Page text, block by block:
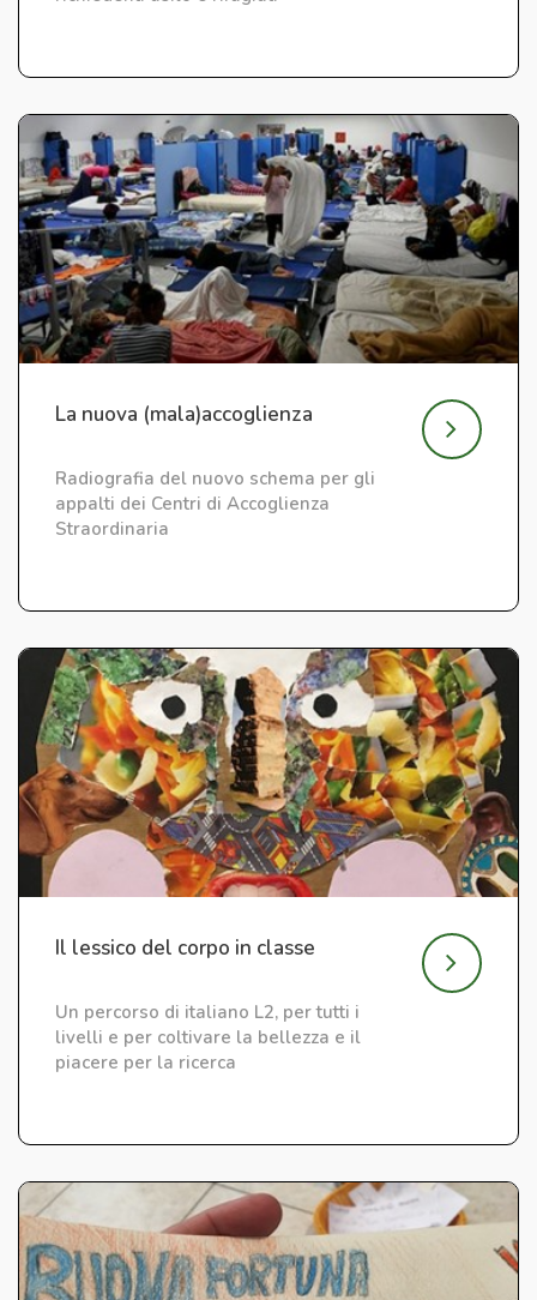
La nuova (mala)accoglienza
Radiografia del nuovo schema per gli
appalti dei Centri di Accoglienza
Straordinaria
Il lessico del corpo in classe
Un percorso di italiano L2, per tutti i
livelli e per coltivare la bellezza e il
piacere per la ricerca